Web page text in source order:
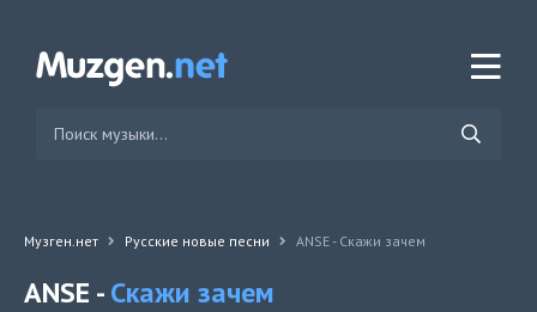
Музген.нет Русские новые песни ANSE - Скажи зачем
ANSE -Скажи зачем